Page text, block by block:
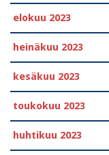
elokuu 2023
heinäkuu 2023
kesäkuu 2023
toukokuu 2023
huhtikuu 2023